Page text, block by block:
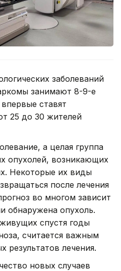
заболеваний
занимают 8-9-е
ставят
25 до 30 жителей
а целая группа
опухолей, возникающих
Некоторые их виды
после лечения
во многом зависит
обнаружена опухоль.
спустя годы
считается важным
результатов лечения.
новых случаев